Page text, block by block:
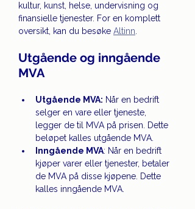
kultur, kunst, helse, undervisning og
finansielle tjenester. For en komplett
oversikt, kan du besøke Altinn.
Utgående og inngående
MVA
Utgående MVA: Når en bedrift
selger en vare eller tjeneste,
legger de til MVA på prisen. Dette
beløpet kalles utgående MVA.
Inngående MVA: Når en bedrift
kjøper varer eller tjenester, betaler
de MVA på disse kjøpene. Dette
kalles inngående MVA.